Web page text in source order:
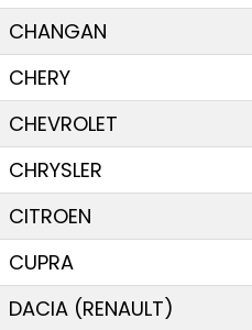
CHANGAN
CHERY
CHEVROLET
CHRYSLER
CITROEN
CUPRA
DACIA (RENAULT)